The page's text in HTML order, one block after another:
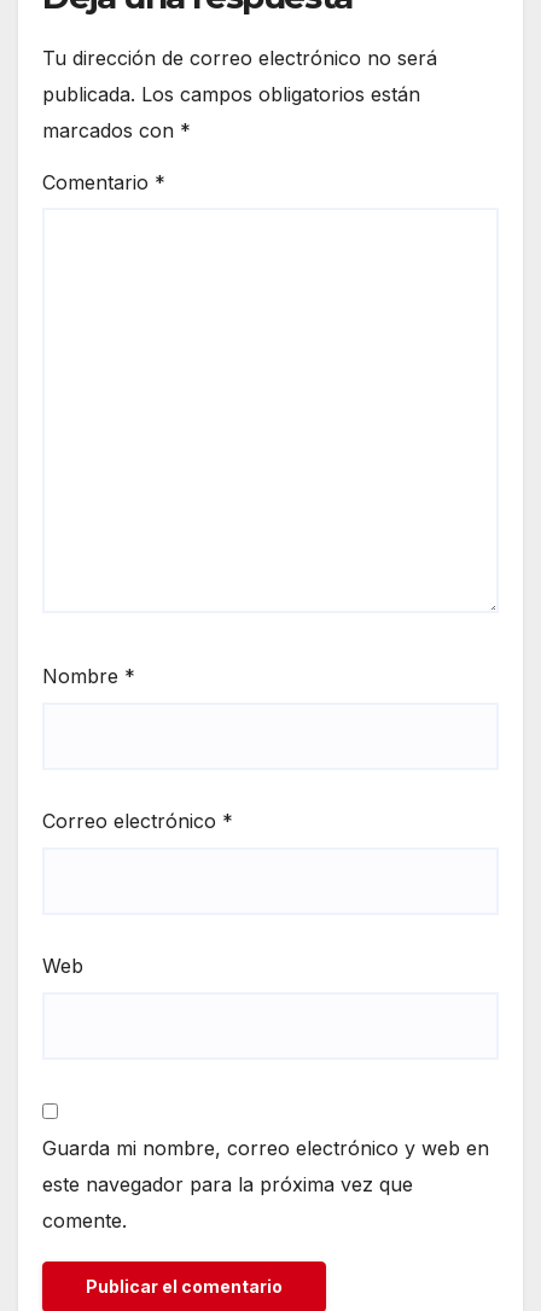
Tu dirección de correo electrónico no será
publicada. Los campos obligatorios están
marcados con *
Comentario *
Nombre *
Correo electrónico *
Web
Guarda mi nombre, correo electrónico y web en
este navegador para la próxima vez que
comente.